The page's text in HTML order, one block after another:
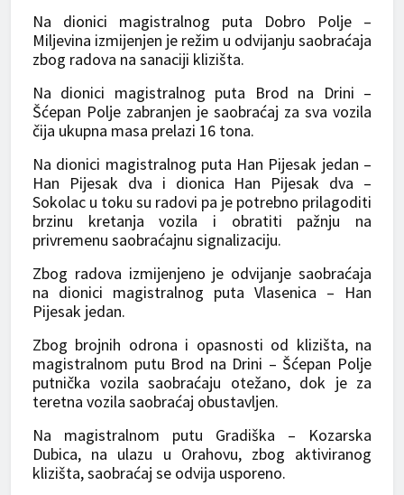
Na dionici magistralnog puta Dobro Polje –
Miljevina izmijenjen je režim u odvijanju saobraćaja
zbog radova na sanaciji klizišta.
Na dionici magistralnog puta Brod na Drini –
Šćepan Polje zabranjen je saobraćaj za sva vozila
čija ukupna masa prelazi 16 tona.
Na dionici magistralnog puta Han Pijesak jedan –
Han Pijesak dva i dionica Han Pijesak dva –
Sokolac u toku su radovi pa je potrebno prilagoditi
brzinu kretanja vozila i obratiti pažnju na
privremenu saobraćajnu signalizaciju.
Zbog radova izmijenjeno je odvijanje saobraćaja
na dionici magistralnog puta Vlasenica – Han
Pijesak jedan.
Zbog brojnih odrona i opasnosti od klizišta, na
magistralnom putu Brod na Drini – Šćepan Polje
putnička vozila saobraćaju otežano, dok je za
teretna vozila saobraćaj obustavljen.
Na magistralnom putu Gradiška – Kozarska
Dubica, na ulazu u Orahovu, zbog aktiviranog
klizišta, saobraćaj se odvija usporeno.